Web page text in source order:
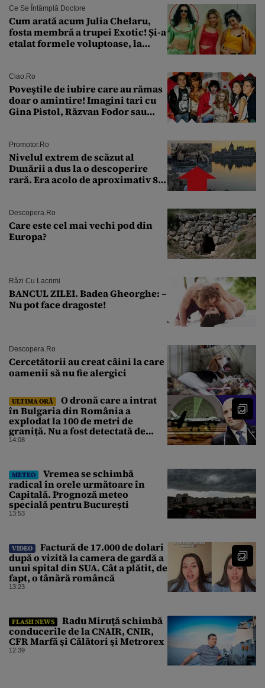
Ce Se Întâmplă Doctore
Cum arată acum Julia Chelaru,
fosta membră a trupei Exotic! Și-a
etalat formele voluptoase, la
Ciao.ro
Poveştile de iubire care au rămas
doar o amintire! Imagini tari cu
Gina Pistol, Răzvan Fodor sau
Promotor.ro
Nivelul extrem de scăzut al
Dunării a dus la o descoperire
rară. Era acolo de aproximativ 80
Descopera.ro
Care este cel mai vechi pod din
Europa?
Râzi Cu Lacrimi
BANCUL ZILEI. Badea Gheorghe: –
Nu pot face dragoste!
Descopera.ro
Cercetătorii au creat câini la care
oamenii să nu fie alergici
ULTIMA ORĂ
O dronă care a intrat
în Bulgaria din România a
explodat la 100 de metri de
graniță. Nu a fost detectată de
radare. Reacția MApN
14:08
METEO
Vremea se schimbă
radical în orele următoare în
Capitală. Prognoză meteo
specială pentru București
13:53
VIDEO
Factură de 17.000 de dolari
după o vizită la camera de gardă a
unui spital din SUA. Cât a plătit, de
fapt, o tânără româncă
13:23
FLASH NEWS
Radu Miruţă schimbă
conducerile de la CNAIR, CNIR,
CFR Marfă şi Călători şi Metrorex
12:39